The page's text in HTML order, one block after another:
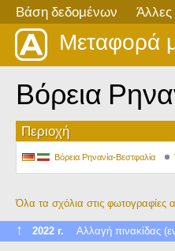
Βάση δεδομένων Άλλες
Μεταφορά
Βόρεια
Περιοχή
Βόρεια Ρηνανία-Βεστφαλία
Όλα τα σχόλια στις φωτογραφίες
↑ 2022 г. Αλλαγή πινακίδας